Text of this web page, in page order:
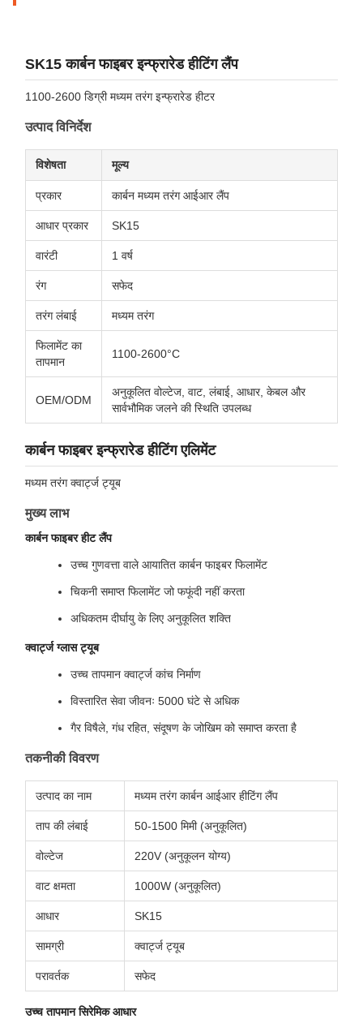
SK15 कार्बन फाइबर इन्फ्रारेड हीटिंग लैंप
1100-2600 डिग्री मध्यम तरंग इन्फ्रारेड हीटर
उत्पाद विनिर्देश
विशेषता मूल्य
प्रकार कार्बन मध्यम तरंग आईआर लैंप
आधार प्रकार SK15
वारंटी 1 वर्ष
रंग सफेद
तरंग लंबाई मध्यम तरंग
फिलामेंट का
तापमान
1100-2600°C
OEM/ODM
अनुकूलित वोल्टेज, वाट, लंबाई, आधार, केबल और
सार्वभौमिक जलने की स्थिति उपलब्ध
कार्बन फाइबर इन्फ्रारेड हीटिंग एलिमेंट
मध्यम तरंग क्वार्ट्ज ट्यूब
मुख्य लाभ
कार्बन फाइबर हीट लैंप
उच्च गुणवत्ता वाले आयातित कार्बन फाइबर फिलामेंट
चिकनी समाप्त फिलामेंट जो फफूंदी नहीं करता
अधिकतम दीर्घायु के लिए अनुकूलित शक्ति
क्वार्ट्ज ग्लास ट्यूब
उच्च तापमान क्वार्ट्ज कांच निर्माण
विस्तारित सेवा जीवनः 5000 घंटे से अधिक
गैर विषैले, गंध रहित, संदूषण के जोखिम को समाप्त करता है
तकनीकी विवरण
उत्पाद का नाम मध्यम तरंग कार्बन आईआर हीटिंग लैंप
ताप की लंबाई 50-1500 मिमी (अनुकूलित)
वोल्टेज 220V (अनुकूलन योग्य)
वाट क्षमता 1000W (अनुकूलित)
आधार SK15
सामग्री क्वार्ट्ज ट्यूब
परावर्तक सफेद
उच्च तापमान सिरेमिक आधार